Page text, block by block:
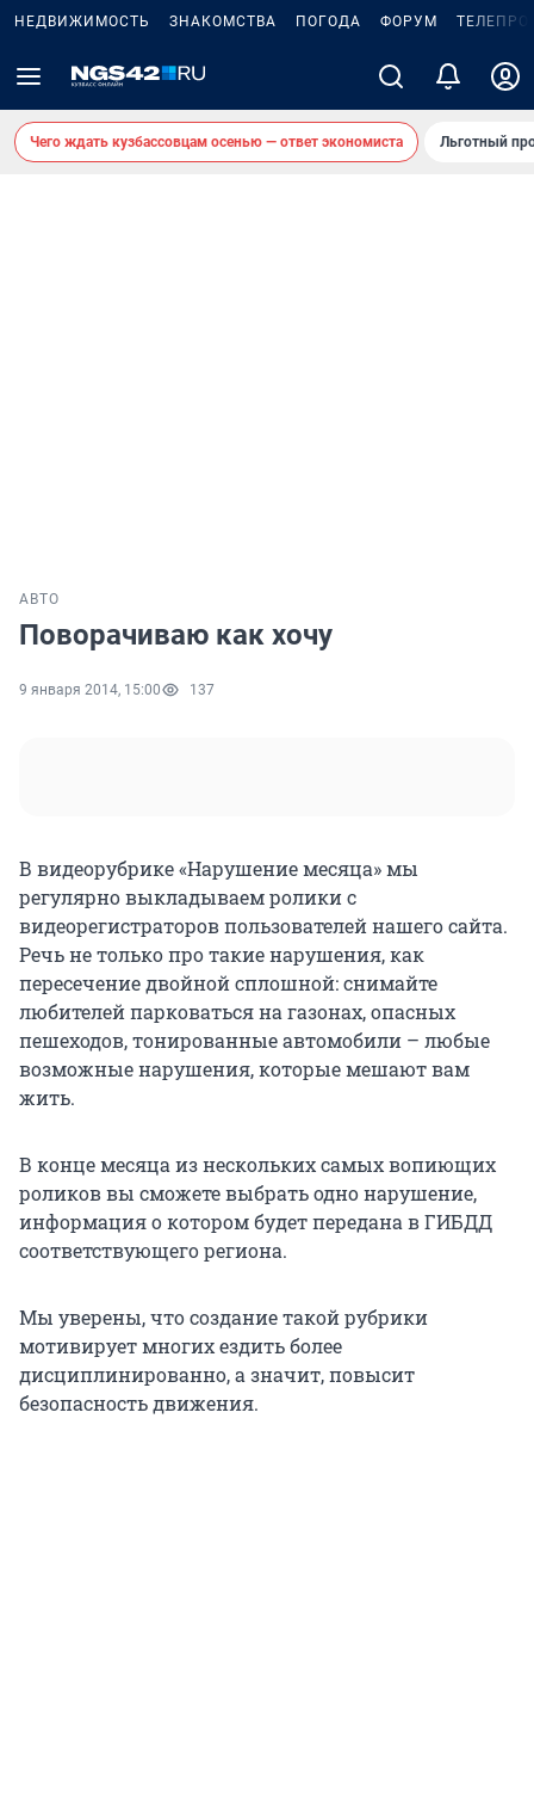
НЕДВИЖИМОСТЬ ЗНАКОМСТВА ПОГОДА ФОРУМ
Чего ждать кузбассовцам осенью — ответ экономиста Льготный
АВТО
Поворачиваю как хочу
9 января 2014, 15:00 137
В видеорубрике «Нарушение месяца» мы
регулярно выкладываем ролики с
видеорегистраторов пользователей нашего сайта.
Речь не только про такие нарушения, как
пересечение двойной сплошной: снимайте
любителей парковаться на газонах, опасных
пешеходов, тонированные автомобили – любые
возможные нарушения, которые мешают вам
жить.
В конце месяца из нескольких самых вопиющих
роликов вы сможете выбрать одно нарушение,
информация о котором будет передана в ГИБДД
соответствующего региона.
Мы уверены, что создание такой рубрики
мотивирует многих ездить более
дисциплинированно, а значит, повысит
безопасность движения.